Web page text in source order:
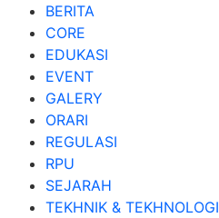
BERITA
CORE
EDUKASI
EVENT
GALERY
ORARI
REGULASI
RPU
SEJARAH
TEKHNIK & TEKHNOLOGI